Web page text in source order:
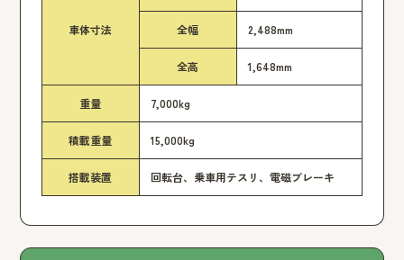
車体寸法 全幅 2,488mm
全高 1,648mm
重量 7,000kg
積載重量 15,000kg
搭載装置 回転台、乗車用テスリ、電磁ブレーキ